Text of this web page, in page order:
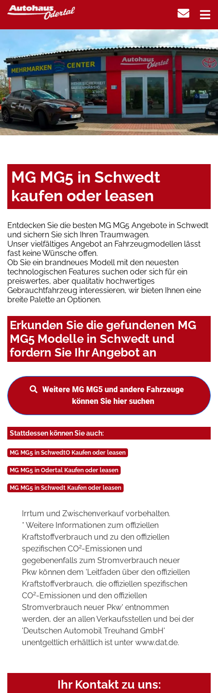
MG MG5 in Schwedt
kaufen oder leasen
Entdecken Sie die besten MG MG5 Angebote in Schwedt
und sichern Sie sich Ihren Traumwagen.
Unser vielfältiges Angebot an Fahrzeugmodellen lässt
fast keine Wünsche offen.
Ob Sie ein brandneues Modell mit den neuesten
technologischen Features suchen oder sich für ein
preiswertes, aber qualitativ hochwertiges
Gebrauchtfahrzeug interessieren, wir bieten Ihnen eine
breite Palette an Optionen.
Erkunden Sie die gefundenen MG
MG5 Modelle in Schwedt und
fordern Sie Ihr Angebot an
Weitere MG MG5 und andere Fahrzeuge
können Sie hier suchen
Stattdessen können Sie auch:
MG MG5 in SchwedtO Kaufen oder leasen
MG MG5 in Odertal Kaufen oder leasen
MG MG5 in Schwedt Kaufen oder leasen
Irrtum und Zwischenverkauf vorbehalten.
* Weitere Informationen zum offiziellen
Kraftstoffverbrauch und zu den offiziellen
spezifischen CO2-Emissionen und
gegebenenfalls zum Stromverbrauch neuer
Pkw können dem 'Leitfaden über den offiziellen
Kraftstoffverbrauch, die offiziellen spezifischen
CO2-Emissionen und den offiziellen
Stromverbrauch neuer Pkw' entnommen
werden, der an allen Verkaufsstellen und bei der
'Deutschen Automobil Treuhand GmbH'
unentgeltlich erhältlich ist unter www.dat.de.
Ihr Kontakt zu uns: